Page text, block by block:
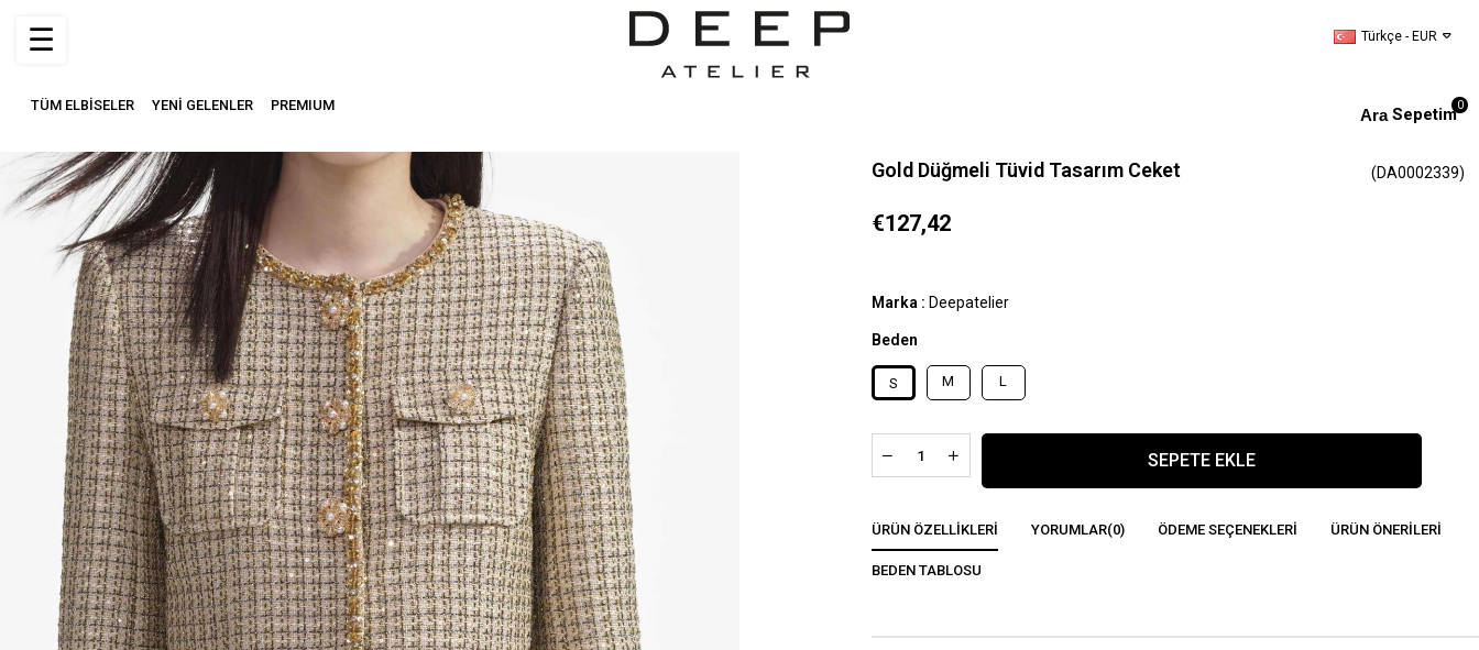
Türkçe - EUR
Sepetim0
TÜM ELBİSELER YENİ GELENLER PREMIUM
☰
Gold Düğmeli Tüvid Tasarım Ceket (DA0002339)
€127,42
Marka : Deepatelier
Beden
S M L
ÜRÜN ÖZELLIKLERI YORUMLAR(0) ÖDEME SEÇENEKLERI ÜRÜN ÖNERILERI
BEDEN TABLOSU